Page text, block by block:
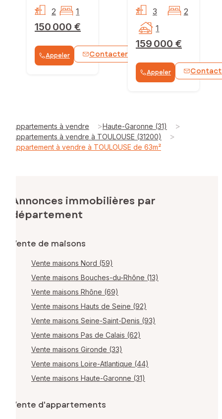
150 000 €
2 1
Appeler Contacter
159 000 €
3
2
1
Appeler
Appartements à vendre >Haute-Garonne (31) >
Appartements à vendre à TOULOUSE (31200) >
Appartement à vendre à TOULOUSE de 63m²
Annonces immobilières par
département
Vente de maisons
Vente maisons Nord (59)
Vente maisons Bouches-du-Rhône (13)
Vente maisons Rhône (69)
Vente maisons Hauts de Seine (92)
Vente maisons Seine-Saint-Denis (93)
Vente maisons Pas de Calais (62)
Vente maisons Gironde (33)
Vente maisons Loire-Atlantique (44)
Vente maisons Haute-Garonne (31)
Vente d'appartements